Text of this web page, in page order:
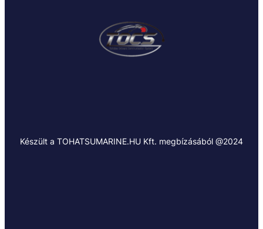
Készült a TOHATSUMARINE.HU Kft. megbízásából @2024